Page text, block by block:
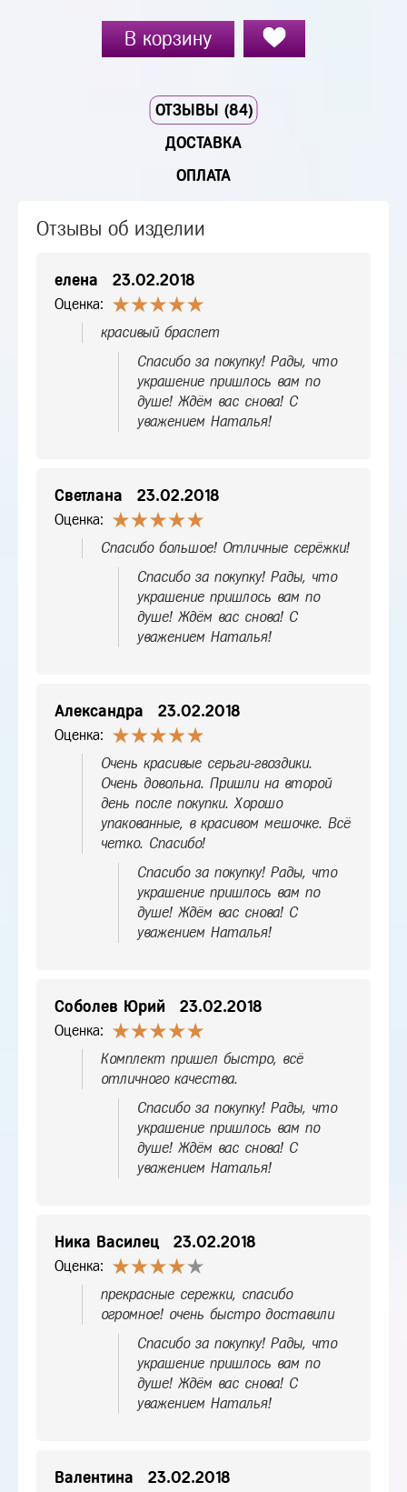
В корзину
ОТЗЫВЫ (84)
ДОСТАВКА
ОПЛАТА
Отзывы об изделии
елена 23.02.2018
Оценка:
красивый браслет
Спасибо за покупку! Рады, что
украшение пришлось вам по
душе! Ждём вас снова! С
уважением Наталья!
Светлана 23.02.2018
Оценка:
Спасибо большое! Отличные серёжки!
Спасибо за покупку! Рады, что
украшение пришлось вам по
душе! Ждём вас снова! С
уважением Наталья!
Александра 23.02.2018
Оценка:
Очень красивые серьги-гвоздики.
Очень довольна. Пришли на второй
день после покупки. Хорошо
упакованные, в красивом мешочке. Всё
четко. Спасибо!
Спасибо за покупку! Рады, что
украшение пришлось вам по
душе! Ждём вас снова! С
уважением Наталья!
Соболев Юрий 23.02.2018
Оценка:
Комплект пришел быстро, всё
отличного качества.
Спасибо за покупку! Рады, что
украшение пришлось вам по
душе! Ждём вас снова! С
уважением Наталья!
Ника Василец 23.02.2018
Оценка:
прекрасные сережки, спасибо
огромное! очень быстро доставили
Спасибо за покупку! Рады, что
украшение пришлось вам по
душе! Ждём вас снова! С
уважением Наталья!
Валентина 23.02.2018